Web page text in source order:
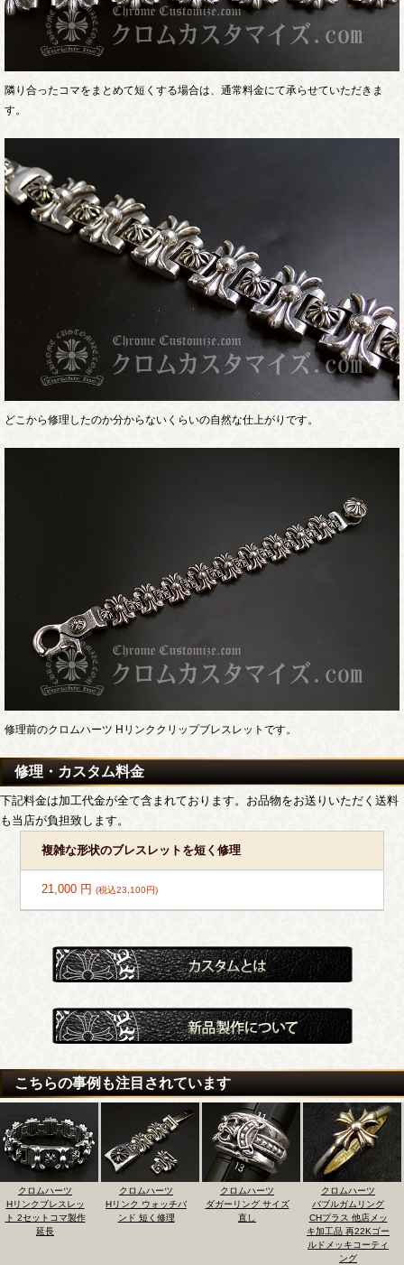
隣り合ったコマをまとめて短くする場合は、通常料金にて承らせていただきま
す。
どこから修理したのか分からないくらいの自然な仕上がりです。
修理前のクロムハーツ Hリンククリップブレスレットです。
修理・カスタム料金
下記料金は加工代金が全て含まれております。お品物をお送りいただく送料
も当店が負担致します。
複雑な形状のブレスレットを短く修理
21,000 円(税込23,100円)
こちらの事例も注目されています
クロムハーツ
Hリンクブレスレッ
ト 2セットコマ製作
延長
クロムハーツ
Hリンク ウォッチバ
ンド 短く修理
クロムハーツ
ダガーリング サイズ
直し
クロムハーツ
バブルガムリング
CHプラス 他店メッ
キ加工品 再22Kゴー
ルドメッキコーティ
ング